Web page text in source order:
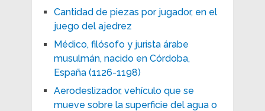
Cantidad de piezas por jugador, en el
juego del ajedrez
Médico, filósofo y jurista árabe
musulmán, nacido en Córdoba,
España (1126-1198)
Aerodeslizador, vehículo que se
mueve sobre la superficie del agua o